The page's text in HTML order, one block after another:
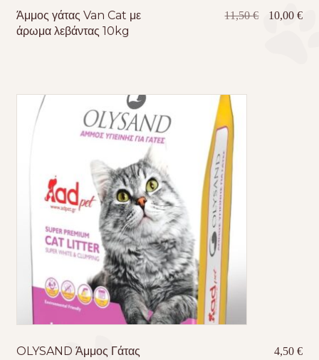
Άμμος γάτας Van Cat με
άρωμα λεβάντας 10kg
11,50€
Original
10,00€Η
OLYSAND Άμμος Γάτας
4,50€